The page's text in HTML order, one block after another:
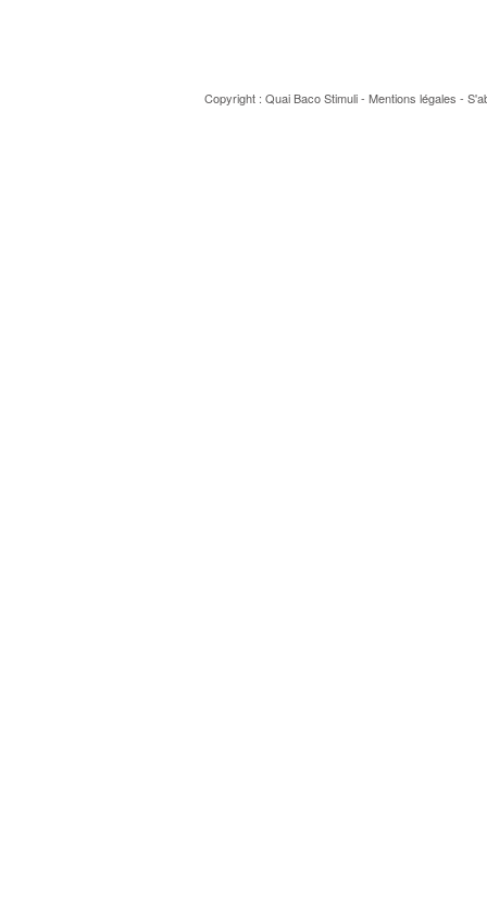
Copyright : Quai BacoStimuli- Mentions légales -